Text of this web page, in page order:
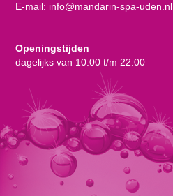
E-mail: info@mandarin-spa-uden.nl
Openingstijden
dagelijks van 10:00 t/m 22:00